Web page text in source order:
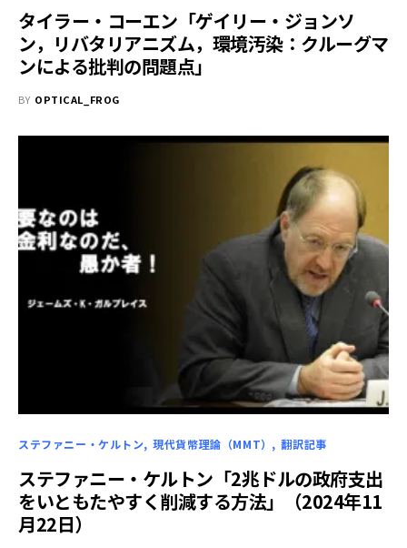
タイラー・コーエン「ゲイリー・ジョンソ
ン，リバタリアニズム，環境汚染：クルーグマ
ンによる批判の問題点」
BY OPTICAL_FROG
ステファニー・ケルトン 現代貨幣理論（MMT） 翻訳記事
ステファニー・ケルトン「2兆ドルの政府支出
をいともたやすく削減する方法」（2024年11
月22日）